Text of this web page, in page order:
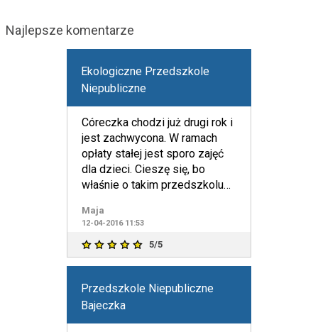
Najlepsze komentarze
Ekologiczne Przedszkole
Niepubliczne
Córeczka chodzi już drugi rok i
jest zachwycona. W ramach
opłaty stałej jest sporo zajęć
dla dzieci. Cieszę się, bo
właśnie o takim przedszkolu
Maja
12-04-2016 11:53
5/5
Przedszkole Niepubliczne
Bajeczka